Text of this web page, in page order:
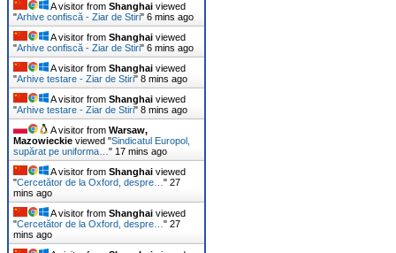
A visitor from Shanghai viewed
"Arhive confiscă - Ziar de Stiri" 6 mins ago
A visitor from Shanghai viewed
"Arhive confiscă - Ziar de Stiri" 6 mins ago
A visitor from Shanghai viewed
"Arhive testare - Ziar de Stiri" 8 mins ago
A visitor from Shanghai viewed
"Arhive testare - Ziar de Stiri" 8 mins ago
A visitor from Warsaw,
Mazowieckie viewed "Sindicatul Europol,
supărat pe uniforma…" 17 mins ago
A visitor from Shanghai viewed
"Cercetător de la Oxford, despre…" 28
mins ago
A visitor from Shanghai viewed
"Cercetător de la Oxford, despre…" 28
mins ago